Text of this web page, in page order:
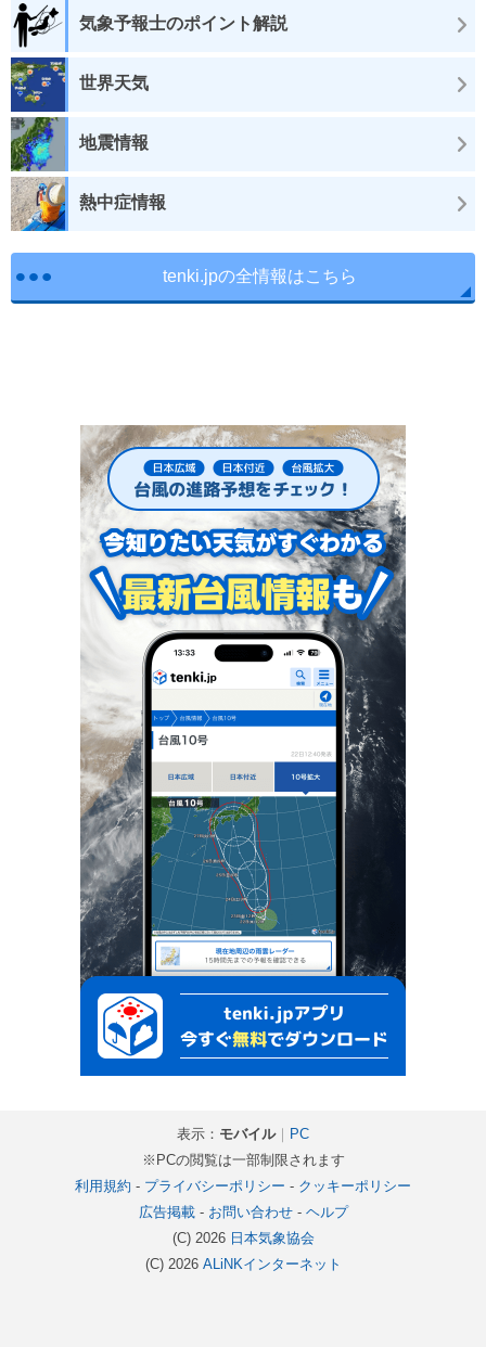
気象予報士のポイント解説
世界天気
地震情報
熱中症情報
tenki.jpの全情報はこちら
表示： モバイル｜
PC
※PCの閲覧は一部制限されます
利用規約 - プライバシーポリシー - クッキーポリシー
広告掲載- お問い合わせ- ヘルプ
(C) 2026 日本気象協会
(C) 2026 ALiNKインターネット